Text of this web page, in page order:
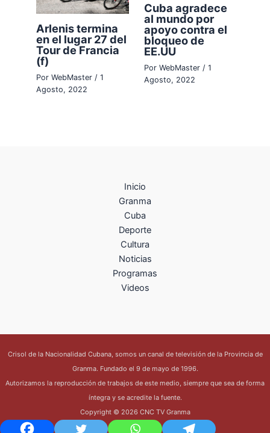
Arlenis termina
en el lugar 27 del
Tour de Francia
(f)
PorWebMaster/1
Agosto, 2022
Cuba agradece
al mundo por
apoyo contra el
bloqueo de
EE.UU
Por WebMaster / 1
Agosto, 2022
Inicio
Granma
Cuba
Deporte
Cultura
Noticias
Programas
Videos
Crisol de la Nacionalidad Cubana, somos un canal de televisión de la Provincia de
Granma. Fundado el 9 de mayo de 1996.
Autorizamos la reproducción de trabajos de este medio, siempre que sea de forma
íntegra y se acredite la fuente.
Copyright © 2026 CNC TV Granma